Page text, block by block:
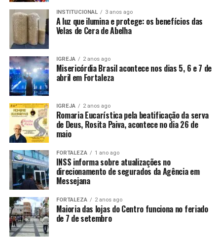
INSTITUCIONAL 3 anos ago
A luz que ilumina e protege: os benefícios das
Velas de Cera de Abelha
IGREJA 2 anos ago
Misericórdia Brasil acontece nos dias 5, 6 e 7 de
abril em Fortaleza
IGREJA 2 anos ago
Romaria Eucarística pela beatificação da serva
de Deus, Rosita Paiva, acontece no dia 26 de
maio
FORTALEZA 1 ano ago
INSS informa sobre atualizações no
direcionamento de segurados da Agência em
Messejana
FORTALEZA 2 anos ago
Maioria das lojas do Centro funciona no feriado
de 7 de setembro